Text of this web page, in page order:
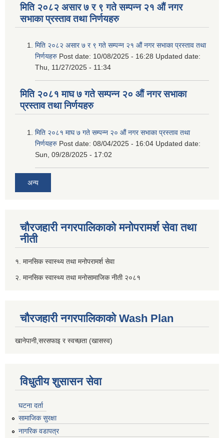
मिति २०८२ असार ७ र ९ गते सम्पन्न २१ औं नगर
सभाका प्रस्ताव तथा निर्णयहरु
मिति २०८२ असार ७ र ९ गते सम्पन्न २१ औं नगर सभाका प्रस्ताव तथा
निर्णयहरु Post date: 10/08/2025 - 16:28 Updated date:
Thu, 11/27/2025 - 11:34
मिति २०८१ माघ ७ गते सम्पन्न २० औं नगर सभाका
प्रस्ताव तथा निर्णयहरु
मिति २०८१ माघ ७ गते सम्पन्न २० औं नगर सभाका प्रस्ताव तथा
निर्णयहरु Post date: 08/04/2025 - 16:04 Updated date:
Sun, 09/28/2025 - 17:02
अन्य
चौरजहारी नगरपालिकाको मनोपरामर्श सेवा तथा
नीती
१. मानसिक स्वास्थ्य तथा मनोपरामर्श सेवा
२. मानसिक स्वास्थ्य तथा मनोसामाजिक नीती २०८१
चौरजहारी नगरपालिकाको Wash Plan
खानेपानी,सरसफाइ र स्वच्छता (खासस्व)
विधुतीय शुसासन सेवा
घटना दर्ता
सामाजिक सुरक्षा
नागरिक वडापत्र